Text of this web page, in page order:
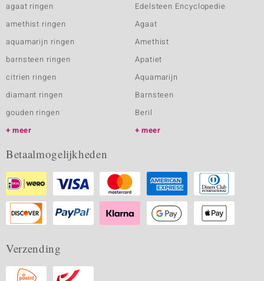
agaat ringen
amethist ringen
aquamarijn ringen
barnsteen ringen
citrien ringen
diamant ringen
gouden ringen
meer
Edelsteen Encyclopedie
Agaat
Amethist
Apatiet
Aquamarijn
Barnsteen
Beril
meer
Betaalmogelijkheden
Verzending